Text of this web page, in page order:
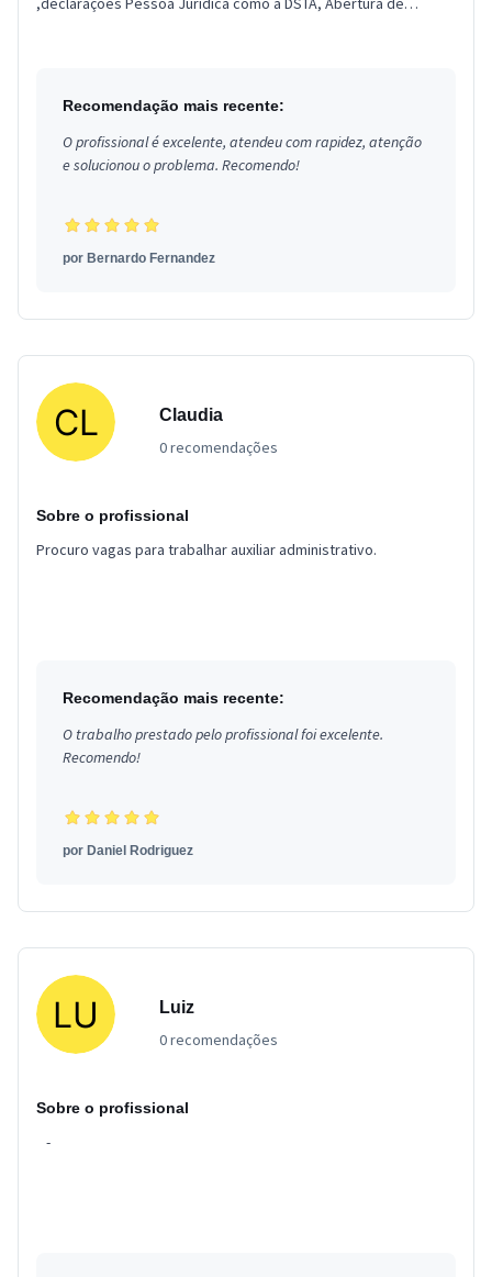
Recomendação mais recente:
O profissional é excelente, atendeu com rapidez, atenção
e solucionou o problema. Recomendo!
por Bernardo Fernandez
Claudia
0 recomendações
Sobre o profissional
Procuro vagas para trabalhar auxiliar administrativo.
Recomendação mais recente:
O trabalho prestado pelo profissional foi excelente.
Recomendo!
por Daniel Rodriguez
Luiz
0 recomendações
Sobre o profissional
-